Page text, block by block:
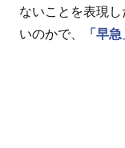
ないことを表現
いのかで、
「早急